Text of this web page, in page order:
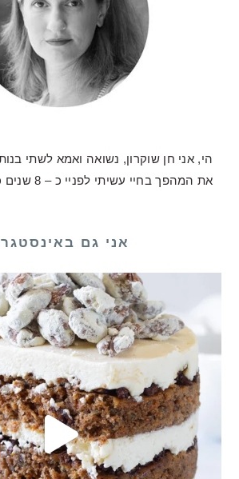
הי, אני חן שוקרון, נשואה ואמא לשתי
את המהפך בחיי עשיתי לפניי כ – 8 שנים כשהייתי...
אני גם